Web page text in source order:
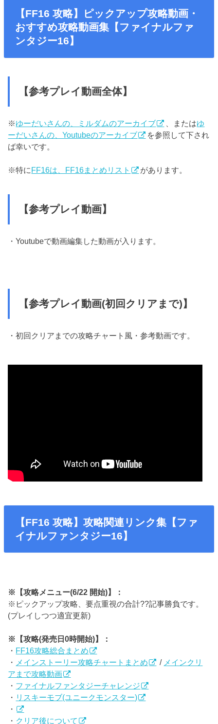
【FF16 攻略】ピックアップ攻略動画・
おすすめ攻略動画集【ファイナルファ
ンタジー16】
【参考プレイ動画全体】
※ゆーだいさんの、ミルダムのアーカイブ 、またはゆ
ーだいさんの、Youtubeのアーカイブ
を参照して下され
ば幸いです。
※特にFF16は、FF16まとめリスト があります。
【参考プレイ動画】
・Youtubeで動画編集した動画が入ります。
【参考プレイ動画(初回クリアまで)】
・初回クリアまでの攻略チャート風・参考動画です。
【FF16 攻略】攻略関連リンク集【ファ
イナルファンタジー16】
※【攻略メニュー(6/22 開始)】：
※ピックアップ攻略、要点重視の合計??記事勝負です。
(プレイしつつ適宜更新)
※【攻略(発売日0時開始)】：
・ FF16攻略総合まとめ
・ メインストーリー攻略チャートまとめ / メインクリ
アまで攻略動画
・ ファイナルファンタジーチャレンジ
・ リスキーモブ(ユニークモンスター)
・
・ クリア後について